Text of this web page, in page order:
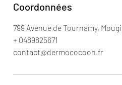
Coordonnées
799 Avenue de Tournamy,
+ 0489825671
contact@dermococoon.fr